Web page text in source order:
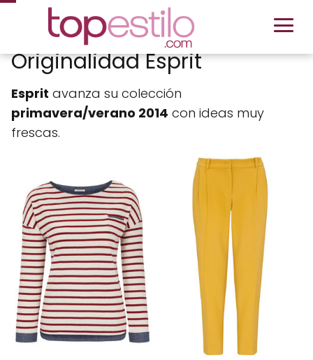
Originalidad Esprit
Esprit avanza su colección
primavera/verano 2014 con ideas muy
frescas.